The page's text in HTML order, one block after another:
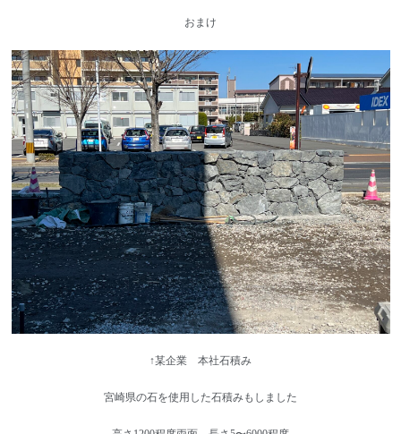
おまけ
↑某企業 本社石積み
宮崎県の石を使用した石積みもしました